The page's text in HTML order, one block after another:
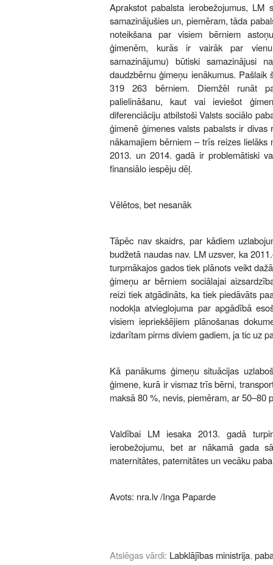
Aprakstot pabalsta ierobežojumus, LM
samazinājušies un, piemēram, tāda
noteikšana par visiem bērniem
ģimenēm, kurās ir vairāk par
samazinājumu) būtiski samazinājusi
daudzbērnu ģimeņu ienākumus. Pašlaik
319 263 bērniem. Diemžēl runāt
palielināšanu, kaut vai ieviešot
diferenciāciju atbilstoši Valsts sociālo
ģimenē ģimenes valsts pabalsts ir
nākamajiem bērniem – trīs reizes
2013. un 2014. gadā ir problemātiski
finansiālo iespēju dēļ.
Vēlētos, bet nesanāk
Tāpēc nav skaidrs, par kādiem
budžetā naudas nav. LM uzsver, ka
turpmākajos gados tiek plānots veikt
ģimeņu ar bērniem sociālajai
reizi tiek atgādināts, ka tiek piedāvāts
nodokļa atvieglojuma par apgādībā
visiem iepriekšējiem plānošanas
izdarītam pirms diviem gadiem, ja tic uz
Kā panākums ģimeņu situācijas
ģimene, kurā ir vismaz trīs bērni,
maksā 80 %, nevis, piemēram, ar 50–80
Valdībai LM iesaka 2013. gadā
ierobežojumu, bet ar nākamā gada
maternitātes, paternitātes un vecāku
Avots: nra.lv/Inga Paparde
Atslēgas vārdi: Labklājības ministrija,